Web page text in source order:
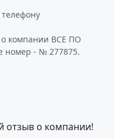
о компании ВСЕ ПО
номер - № 277875.
отзыв о компании!